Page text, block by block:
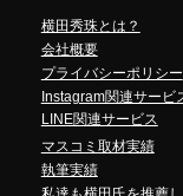
横田秀珠とは？
会社概要
プライバシーポリシー
Instagram関連サービ
LINE関連サービス
マスコミ取材実績
執筆実績